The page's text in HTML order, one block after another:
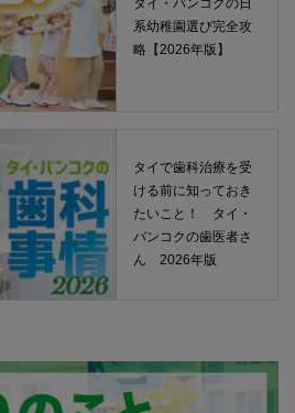
タイ・バンコクの日
系幼稚園選び完全攻
略【2026年版】
タイで歯科治療を受
ける前に知っておき
たいこと！ タイ・
バンコクの歯医者さ
ん 2026年版